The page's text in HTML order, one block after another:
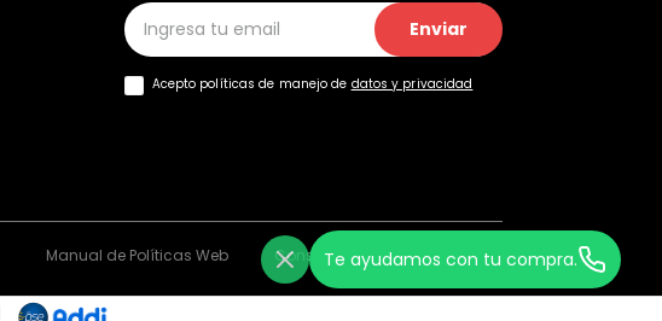
Te ayudamos con tu compra.
Enviar
Acepto políticas de manejo de datos y privacidad
Manual de Políticas Web Consentimiento Web